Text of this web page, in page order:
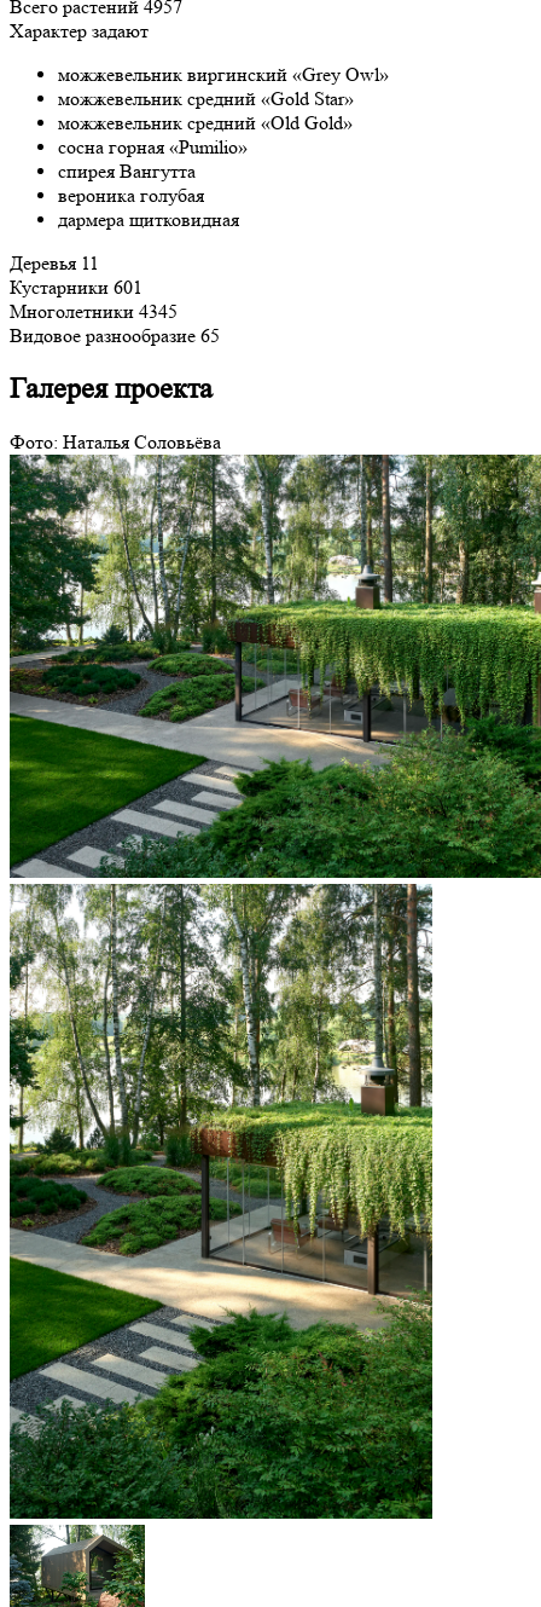
Всего растений 4957
Характер задают
можжевельник виргинский «Grey Owl»
можжевельник средний «Gold Star»
можжевельник средний «Old Gold»
сосна горная «Pumilio»
спирея Вангутта
вероника голубая
дармера щитковидная
Деревья 11
Кустарники 601
Многолетники 4345
Видовое разнообразие 65
Галерея проекта
Фото: Наталья Соловьёва